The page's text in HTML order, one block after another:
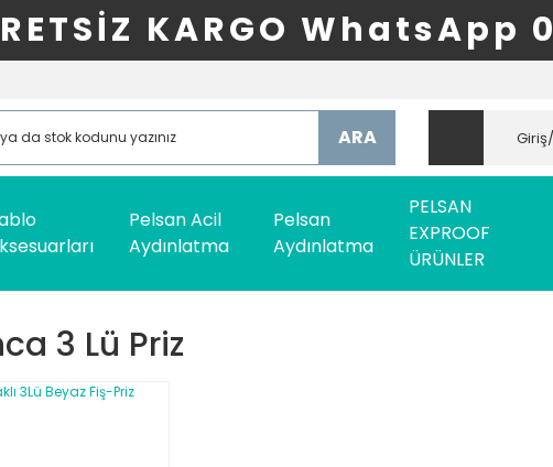
KARGO WhatsApp
ARA
Pelsan Acil
Aydınlatma
Pelsan
Aydınlatma
PELSAN
EXPROOF
ÜRÜNLER
3 Lü Priz